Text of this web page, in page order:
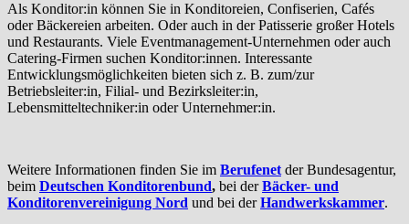
Als Konditor:in können Sie in Konditoreien, Confiserien, Cafés
oder Bäckereien arbeiten. Oder auch in der Patisserie großer Hotels
und Restaurants. Viele Eventmanagement-Unternehmen oder auch
Catering-Firmen suchen Konditor:innen. Interessante
Entwicklungsmöglichkeiten bieten sich z. B. zum/zur
Betriebsleiter:in, Filial- und Bezirksleiter:in,
Lebensmitteltechniker:in oder Unternehmer:in.
Weitere Informationen finden Sie im Berufenet der Bundesagentur,
beim Deutschen Konditorenbund, bei derBäcker- und
Konditorenvereinigung Nord und bei derHandwerkskammer.